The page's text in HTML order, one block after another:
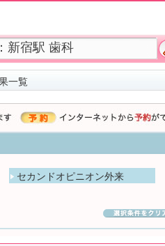
一覧
セカンドオピニオン外来